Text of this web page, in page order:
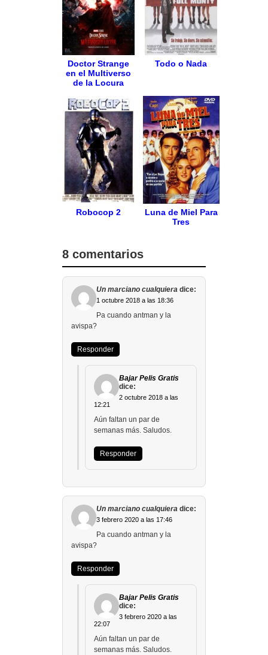
Doctor Strange
en el Multiverso
de la Locura
Todo o Nada
Robocop 2
Luna de Miel Para
Tres
8 comentarios
Un marciano cualquiera dice:
1 octubre 2018 a las 18:36
Pa cuando antman y la
avispa?
Responder
Bajar Pelis Gratis
dice:
2 octubre 2018 a las
12:21
Aún faltan un par de
semanas más. Saludos.
Responder
Un marciano cualquiera dice:
3 febrero 2020 a las 17:46
Pa cuando antman y la
avispa?
Responder
Bajar Pelis Gratis
dice:
3 febrero 2020 a las
22:07
Aún faltan un par de
semanas más. Saludos.